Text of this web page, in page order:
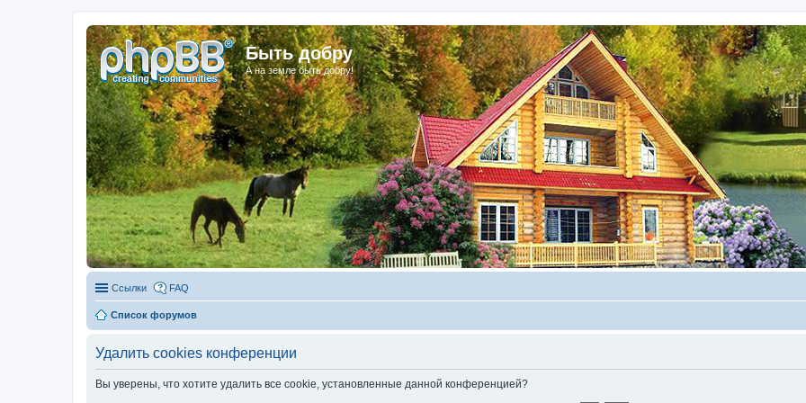
Быть добру
А на земле быть добру!
Ссылки FAQ
Список форумов
Удалить cookies конференции
Вы уверены, что хотите удалить все cookie, установленные данной конференцией?